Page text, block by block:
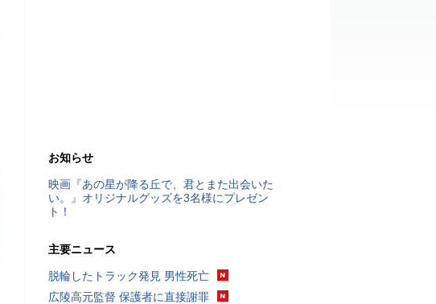
お知らせ
映画『あの星が降る丘で、君とまた出会いた
い。』オリジナルグッズを3名様にプレゼン
ト！
主要ニュース
脱輪したトラック発見 男性死亡
広陵高元監督 保護者に直接謝罪